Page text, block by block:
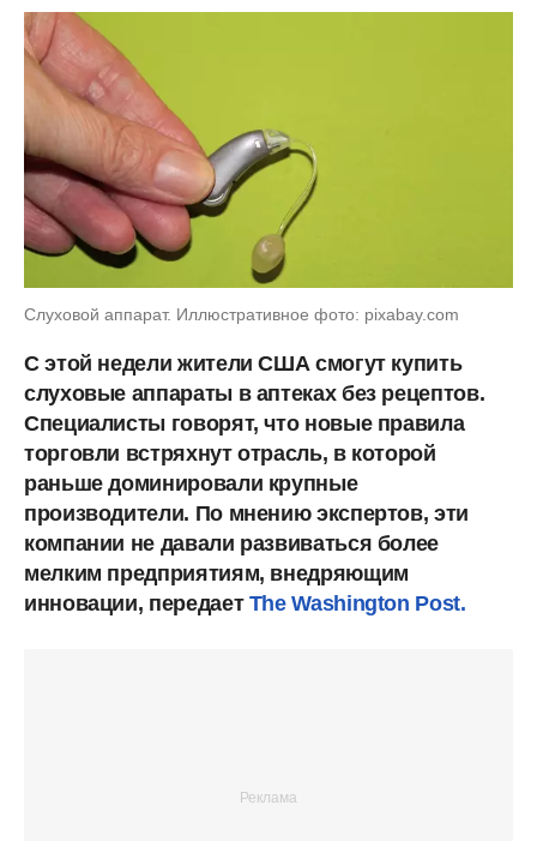
Слуховой аппарат. Иллюстративное фото: pixabay.com
С этой недели жители США смогут купить
слуховые аппараты в аптеках без рецептов.
Специалисты говорят, что новые правила
торговли встряхнут отрасль, в которой
раньше доминировали крупные
производители. По мнению экспертов, эти
компании не давали развиваться более
мелким предприятиям, внедряющим
инновации, передает The Washington Post.